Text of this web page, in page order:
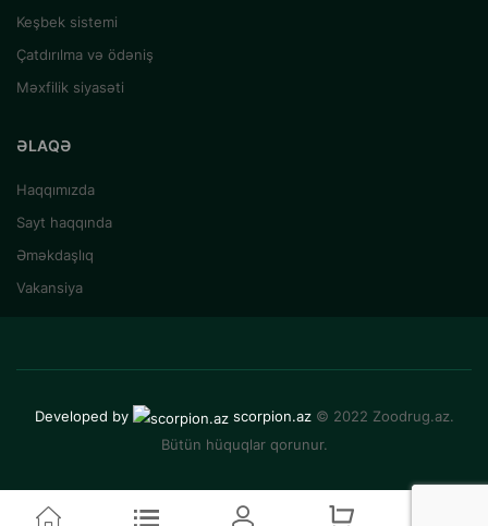
Keşbek sistemi
Çatdırılma və ödəniş
Məxfilik siyasəti
ƏLAQƏ
Haqqımızda
Sayt haqqında
Əməkdaşlıq
Vakansiya
Developed by scorpion.az © 2022 Zoodrug.az.
Bütün hüquqlar qorunur.